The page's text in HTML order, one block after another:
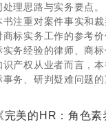
开发有限公司与襄阳
供法律服务
技无锡有限公司与武
供法律服务
处理思路与实务要点。
书注重对案件事实和
商标实务工作的参考
实务经验的律师、商
识产权从业者而言，
事务、研判疑难问题的
完美的HR：角色